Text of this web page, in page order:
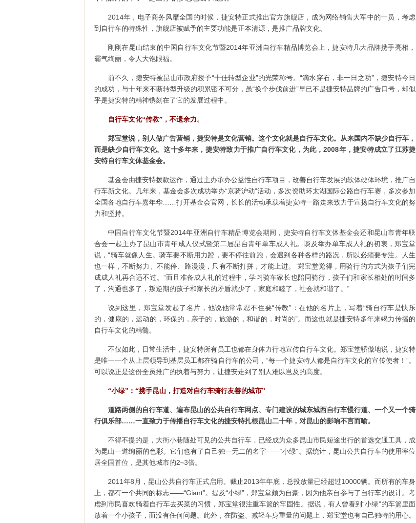
2014年，电子商务风靡全国的时候，捷安特正式推出官方旗舰店，成为网络销售大军中的一员，考虑
到自行车的特殊性，旗舰店被赋予的主要功能是正本清源，是推广品牌文化。
刚刚在昆山结束的中国自行车文化节暨2014年亚洲自行车精品博览会上，捷安特几大品牌携手亮相，
霸气绚丽，令人大饱眼福。
前不久，捷安特被昆山市政府授予“十佳转型企业”的光荣称号。“滴水穿石，非一日之功”，捷安特今日
的成功，与十年来不断转型升级的积累密不可分，虽“换个步伐前进”早已不是捷安特品牌的广告口号，却似
乎是捷安特的精神镌刻在了它的发展过程中。
自行车文化“传教”，不遗余力。
郑宝堂说，别人做广告营销，捷安特是文化营销。这个文化就是自行车文化。从来国内不缺少自行车，
而是缺少自行车文化。这十多年来，捷安特致力于推广自行车文化，为此，2008年，捷安特成立了江苏捷
安特自行车文体基金会。
基金会由捷安特拨款运作，通过主办承办公益性自行车项目，改善自行车发展的软体硬体环境，推广自
行车新文化。几年来，基金会多次成功举办“京骑沪动”活动，多次资助环太湖国际公路自行车赛，多次参加
全国各地自行车嘉年华……打开基金会官网，长长的活动承载着捷安特一路走来致力于宣扬自行车文化的努
力和坚持。
中国自行车文化节暨2014年亚洲自行车精品博览会期间，捷安特自行车文体基金会还和昆山市青年联
合会一起主办了昆山市青年成人仪式暨第二届昆台青年单车成人礼。谈及举办单车成人礼的初衷，郑宝堂
说，“骑车就像人生。骑车要不断用力蹬，要不停往前跑，会遇到各种各样的路况，所以必须要专注。人生
也一样，不断努力、不能停、路漫漫，只有不断打拼，才能上进。”郑宝堂觉得，用骑行的方式为孩子们完
成成人礼再合适不过。“而且准备成人礼的过程中，学习骑车家长也陪同骑行，孩子们和家长相处的时间多
了，沟通也多了，叛逆期的孩子和家长的矛盾就少了，家庭和睦了，社会就和谐了。”
说到这里，郑宝堂发起了名片，他说他常常忍不住要“传教”：在他的名片上，写着“骑自行车是快乐
的，健康的，运动的，环保的，亲子的，旅游的，和谐的，时尚的”。而这也就是捷安特多年来竭力传播的
自行车文化的精髓。
不仅如此，日常生活中，捷安特所有员工也都在身体力行地宣传自行车文化。郑宝堂骄傲地说，捷安特
是唯一一个从上层领导到基层员工都在骑自行车的公司，“每一个捷安特人都是自行车文化的宣传使者！”。
可以说正是这份全员推广的执着与努力，让捷安走到了别人难以岂及的高度。
“小绿”：“携手昆山，打造对自行车骑行友善的城市”
道路两侧的自行车道、遍布昆山的公共自行车网点、专门建设的城东城西自行车慢行道、一个又一个骑
行俱乐部……一直致力于传播自行车文化的捷安特扎根昆山二十年，对昆山的影响不言而喻。
不得不提的是，大街小巷随处可见的公共自行车，已经成为众多昆山市民短途出行的首选交通工具，成
为昆山一道绚丽的色彩。它们也有了自己独一无二的名字——“小绿”。据统计，昆山公共自行车的使用率位
居全国首位，是其他城市的2~3倍。
2011年8月，昆山公共自行车正式启用。截止2013年年底，总投放量已经超过10000辆。而所有的车身
上，都有一个共同的标志——“Giant”。提及“小绿”，郑宝堂颇为自豪，因为他亲自参与了自行车的设计。考
虑到市民喜欢骑着自行车去买菜的习惯，郑宝堂很注重车篮的牢固性。据说，有人曾看到“小绿”的车篮里面
放着一个小孩子，而没有任何问题。此外，在防盗、减轻车身重量的问题上，郑宝堂也有自己独特的用心。